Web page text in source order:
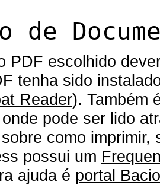
de
PDF escolhido
tenha sido
Reader). Também
pode ser lido
como
possui um
ajuda é portal